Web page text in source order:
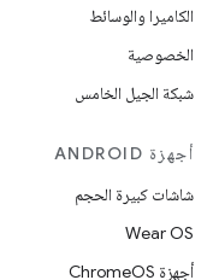
الكاميرا والوسائط
الخصوصية
شبكة الجيل الخامس
أجهزة ANDROID
شاشات كبيرة الحجم
Wear OS
أجهزة ChromeOS